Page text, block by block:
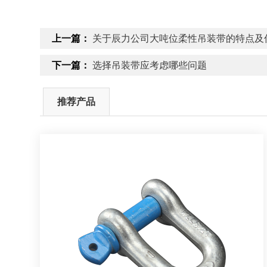
上一篇： 关于辰力公司大吨位柔性吊装带的特点及
下一篇： 选择吊装带应考虑哪些问题
推荐产品